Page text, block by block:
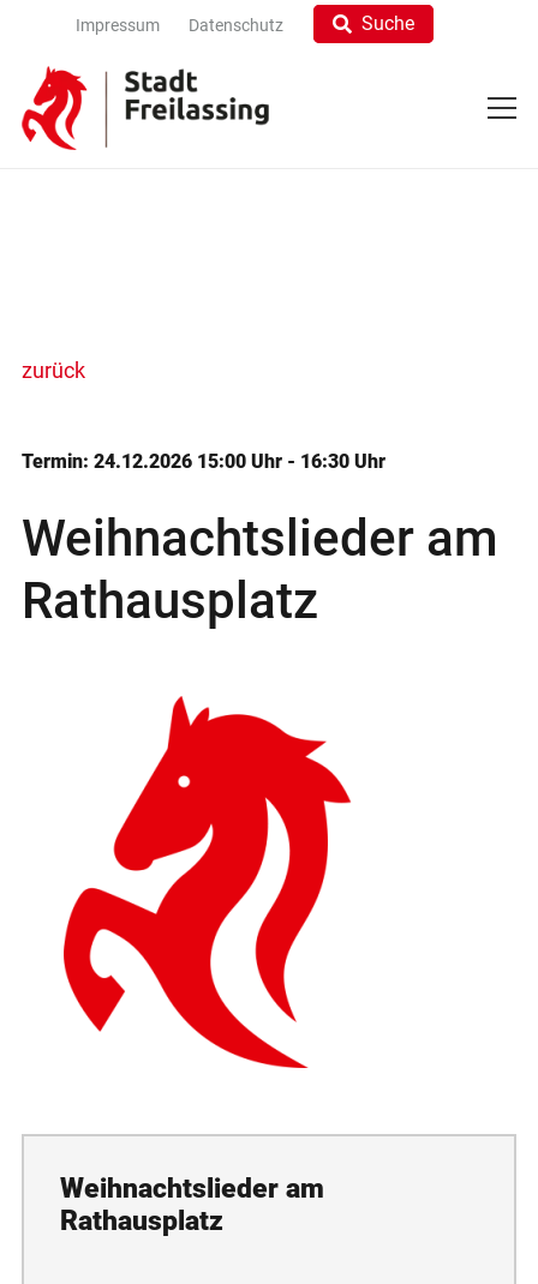
Impressum Datenschutz Suche
zurück
Termin: 24.12.2026 15:00 Uhr - 16:30 Uhr
Weihnachtslieder am
Rathausplatz
Weihnachtslieder am
Rathausplatz